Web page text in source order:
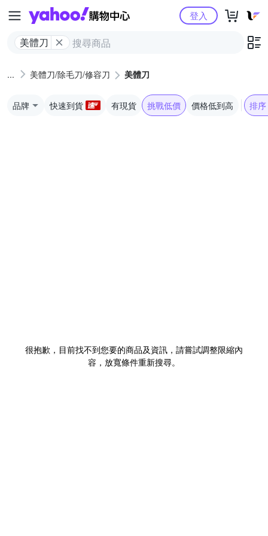
Yahoo購物中心
美體刀
登入
美體刀/除毛刀/修容刀 美體刀
品牌 快速到貨 有現貨 挑戰低價 價格低到高 排序
很抱歉，目前找不到您要的商品及資訊，請嘗試調整限縮內
容，放寬條件重新搜尋。